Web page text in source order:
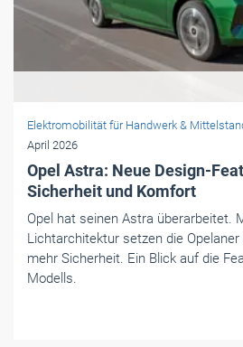
Elektromobilität für Handwerk &
April 2026
Opel Astra: Neue Design-
Sicherheit und Komfort
Opel hat seinen Astra überarbeitet.
Lichtarchitektur setzen die
mehr Sicherheit. Ein Blick auf die
Modells.